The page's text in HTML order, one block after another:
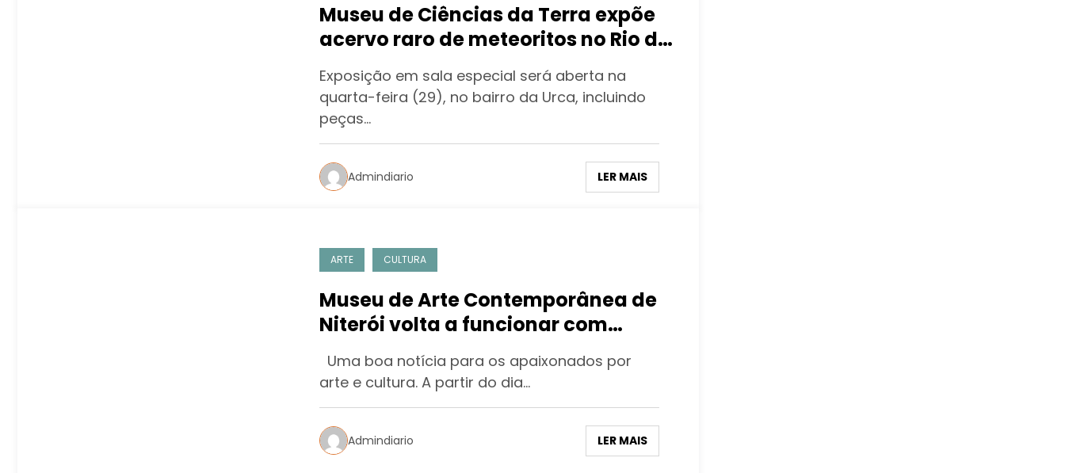
Museu de Ciências da Terra expõe
acervo raro de meteoritos no Rio de
Janeiro
Exposição em sala especial será aberta na
quarta-feira (29), no bairro da Urca, incluindo
peças…
Admindiario LER MAIS
ARTE CULTURA
Museu de Arte Contemporânea de
Niterói volta a funcionar com
horário normal
Uma boa notícia para os apaixonados por
arte e cultura. A partir do dia…
Admindiario LER MAIS